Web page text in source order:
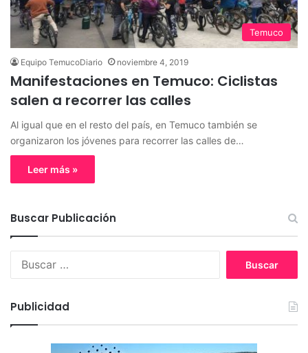
Temuco
Equipo TemucoDiario noviembre 4, 2019
Manifestaciones en Temuco: Ciclistas
salen a recorrer las calles
Al igual que en el resto del país, en Temuco también se
organizaron los jóvenes para recorrer las calles de…
Leer más »
Buscar Publicación
:
Publicidad